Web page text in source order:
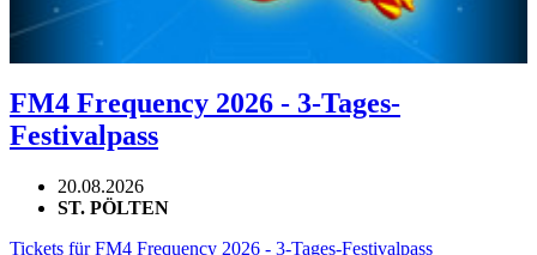
FM4 Frequency 2026 - 3-Tages-
Festivalpass
20.08.2026
ST. PÖLTEN
Tickets für FM4 Frequency 2026 - 3-Tages-Festivalpass